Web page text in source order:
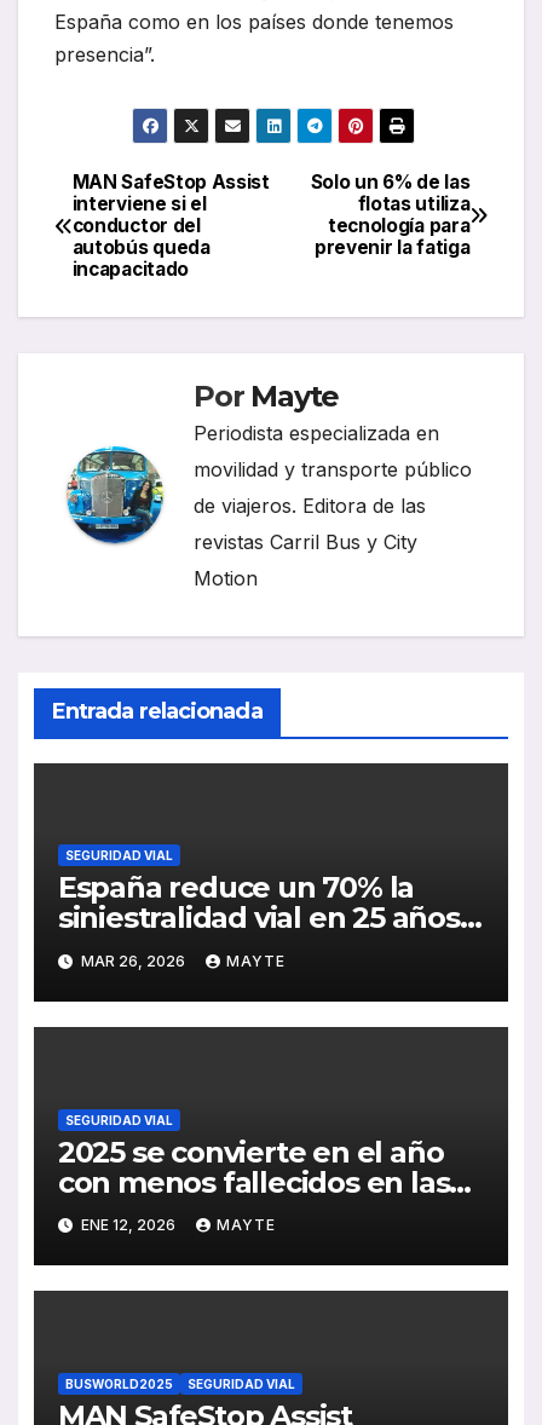
España como en los países donde tenemos
presencia”.
Navegación
de
entradas
Solo un 6% de las
flotas utiliza
tecnología para
prevenir la fatiga
MAN SafeStop Assist
interviene si el
conductor del
autobús queda
incapacitado
Por Mayte
Periodista especializada en
movilidad y transporte público
de viajeros. Editora de las
revistas Carril Bus y City
Motion
Entrada relacionada
SEGURIDAD VIAL
España reduce un 70% la
siniestralidad vial en 25 años:
claves y oportunidades para
el sector del autobús
MAR 26, 2026 MAYTE
SEGURIDAD VIAL
2025 se convierte en el año
con menos fallecidos en las
carreteras españolas desde
1960
ENE 12, 2026 MAYTE
BUSWORLD2025 SEGURIDAD VIAL
MAN SafeStop Assist